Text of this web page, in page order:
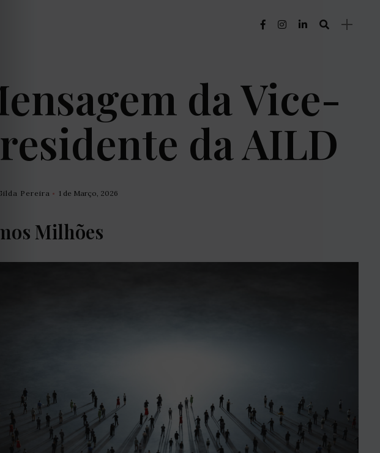
da Vice-
da AILD
Pereira 1 de Março, 2026
Milhões